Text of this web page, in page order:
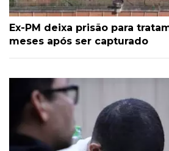
Ex-PM deixa prisão para
meses após ser capturado